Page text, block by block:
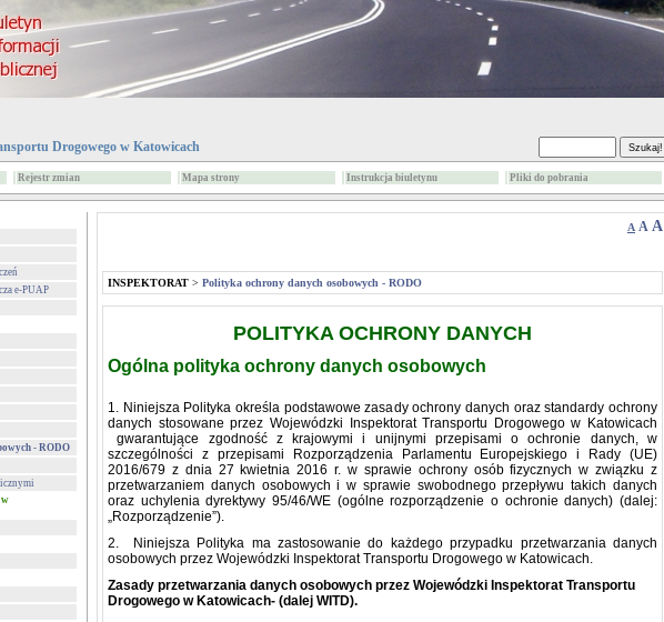
Drogowego w Katowicach
Rejestr zmian Mapa strony Instrukcja biuletynu Pliki do pobrania
e-PUAP
- RODO
A A A
INSPEKTORAT > Polityka ochrony danych osobowych - RODO
POLITYKA OCHRONY DANYCH
Ogólna polityka ochrony danych osobowych
1. Niniejsza Polityka określa podstawowe zasady ochrony danych oraz standardy ochrony
danych stosowane przez Wojewódzki Inspektorat Transportu Drogowego w Katowicach
gwarantujące zgodność z krajowymi i unijnymi przepisami o ochronie danych, w
szczególności z przepisami Rozporządzenia Parlamentu Europejskiego i Rady (UE)
2016/679 z dnia 27 kwietnia 2016 r. w sprawie ochrony osób fizycznych w związku z
przetwarzaniem danych osobowych i w sprawie swobodnego przepływu takich danych
oraz uchylenia dyrektywy 95/46/WE (ogólne rozporządzenie o ochronie danych) (dalej:
„Rozporządzenie”).
2. Niniejsza Polityka ma zastosowanie do każdego przypadku przetwarzania danych
osobowych przez Wojewódzki Inspektorat Transportu Drogowego w Katowicach.
Zasady przetwarzania danych osobowych przez Wojewódzki Inspektorat Transportu
Drogowego w Katowicach- (dalej WITD).